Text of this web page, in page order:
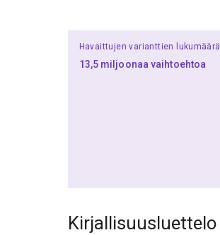
Havaittujen varianttien lukumäärä
13,5 miljoonaa vaihtoehtoa
Kirjallisuusluettelo